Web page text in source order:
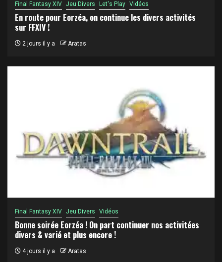
Final Fantasy XIV Jeu Divers Let's Play Vidéos
En route pour Eorzéa, on continue les divers activités
sur FFXIV !
2 jours il y a Aratas
Final Fantasy XIV Jeu Divers Vidéos
Bonne soirée Eorzéa ! On part continuer nos activitées
divers & varié et plus encore !
4 jours il y a Aratas